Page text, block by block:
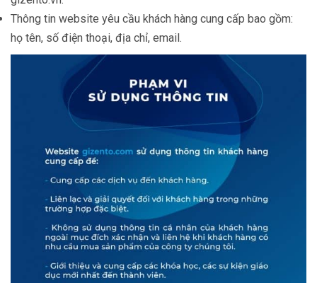
Thông tin website yêu cầu khách hàng cung cấp bao gồm:
họ tên, số điện thoại, địa chỉ, email.